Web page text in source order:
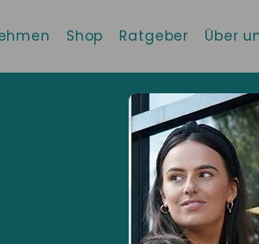
Shop Ratgeber Über